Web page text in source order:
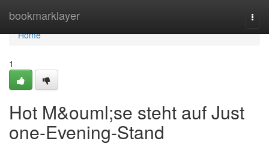
bookmarklayer
Home
Home
1
Hot M&ouml;se steht auf Just
one-Evening-Stand